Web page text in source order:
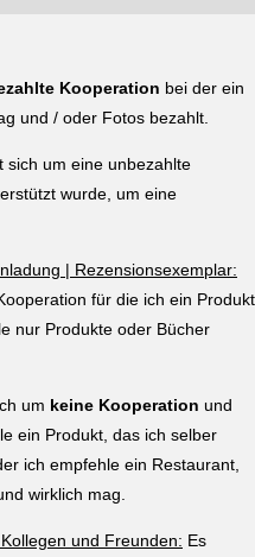
Kooperation bei der ein
und / oder Fotos bezahlt.
sich um eine unbezahlte
wurde, um eine
| Rezensionsexemplar:
für die ich ein Produkt
nur Produkte oder Bücher
um keine Kooperation und
ein Produkt, das ich selber
ich empfehle ein Restaurant,
wirklich mag.
und Freunden: Es